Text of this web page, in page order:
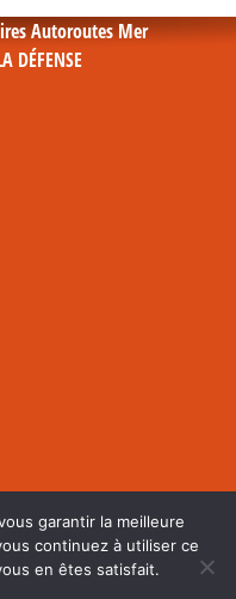
Autoroutes Mer
DÉFENSE
garantir la meilleure
continuez à utiliser ce
en êtes satisfait.